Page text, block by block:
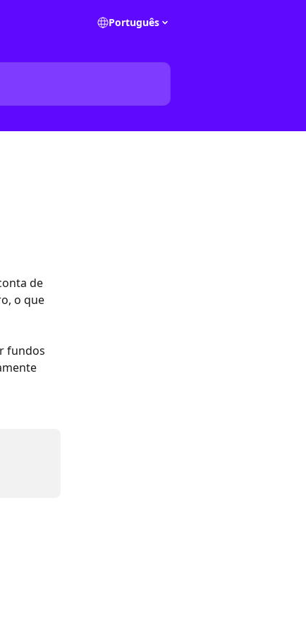
Português
de
o que
fundos